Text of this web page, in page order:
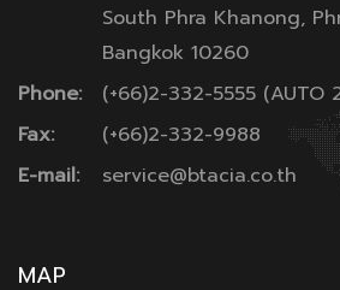
South Phra Khanong,
Bangkok 10260
Phone:
(+66)2-332-5555 (AUTO
Fax:
(+66)2-332-9988
E-mail:
service@btacia.co.th
MAP